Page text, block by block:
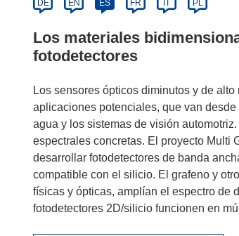
DE EN ES FR IT PL
Los materiales
fotodetectores
Los sensores ópticos diminutos y de
aplicaciones potenciales, que van
agua y los sistemas de visión
espectrales concretas. El proyecto Multi
desarrollar fotodetectores de banda
compatible con el silicio. El grafeno y
físicas y ópticas, amplían el espectro de
fotodetectores 2D/silicio funcionen en